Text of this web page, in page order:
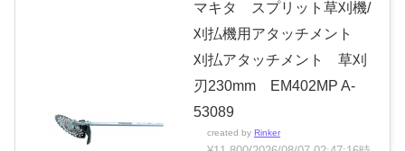
マキタ スプリット草刈機/
刈払機用アタッチメント
刈払アタッチメント 草刈
刃230mm EM402MP A-
53089
created by Rinker